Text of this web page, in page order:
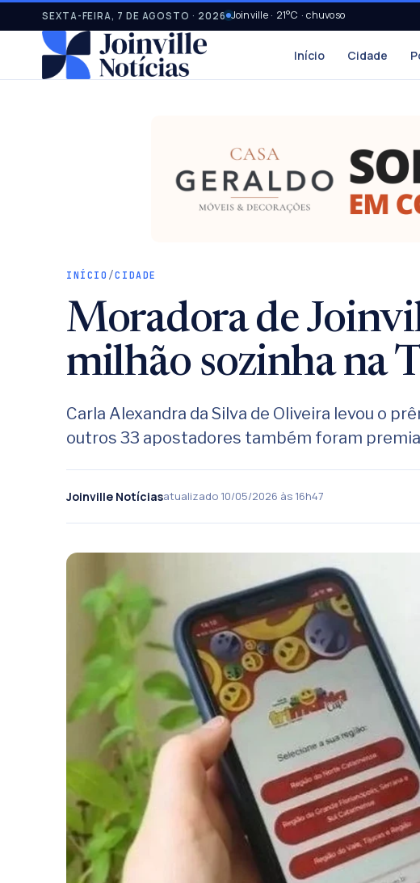
SEXTA-FEIRA, 7 DE AGOSTO · 2026 Joinville · 21°C · chuvoso
Início Cidade
INÍCIO /CIDADE
Moradora de
milhão sozinha na
Carla Alexandra da Silva de Oliveira levou o
outros 33 apostadores também foram
Joinville Notíciasatualizado 10/05/2026 às 16h47